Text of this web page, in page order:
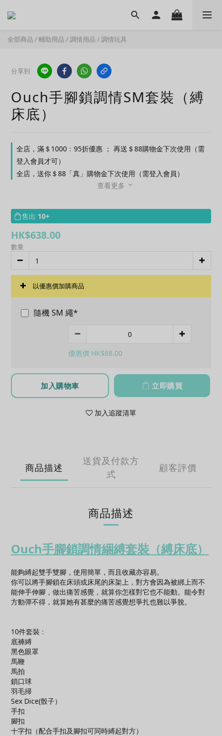
全部商品 /輔助用品 /調情用品 /調情玩具
分享到
Ouch手腳鎖調情SM套裝（縛
床底）
全店，滿＄1000﹕95折優惠 ； 再送＄88購物金下次使用（需
登入會員才可）
全店，送你＄88「真」購物金下次使用（需登入會員）
查看更多
售出 10+
HK$638.00
數量
以優惠價加購商品
隨機 SM 繩*
優惠價 HK$88.00
加入購物車 立即購買
加入追蹤清單
商品描述
送貨及付款方
式
顧客評價
商品描述
Ouch手腳鎖調情綑縛套裝（縛床底）
能夠縛起雙手雙腳，使用簡單，而且收藏亦容易。
你可以將手腳鎖在床頭或床尾的床架上，對方會因為被綁上而不
能伸手伸腳，做出痛苦感覺，就算你怎樣對它也不能動。能令對
方動彈不得，就算她有甚麼的痛苦感覺想爭扎也難以爭脫。
10件套裝﹕
底褲縛
黑色眼罩
馬鞭
馬拍
鎖口球
羽毛掃
Sex Dice(骰子）
手扣
腳扣
十字扣（配合手扣及腳扣可同時縛起對方）